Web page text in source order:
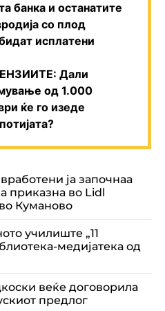
банка и останатите
со плод
исплатени
Дали
од 1.000
ќе го изеде
ја започнаа
приказна во Lidl
Куманово
училиште „11
медијатека од
веќе договорила
предлог